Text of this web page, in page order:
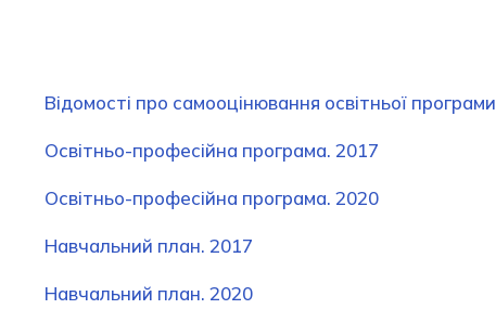
Відомості про самооцінювання освітньої програми
Освітньо-професійна програма. 2017
Освітньо-професійна програма. 2020
Навчальний план. 2017
Навчальний план. 2020